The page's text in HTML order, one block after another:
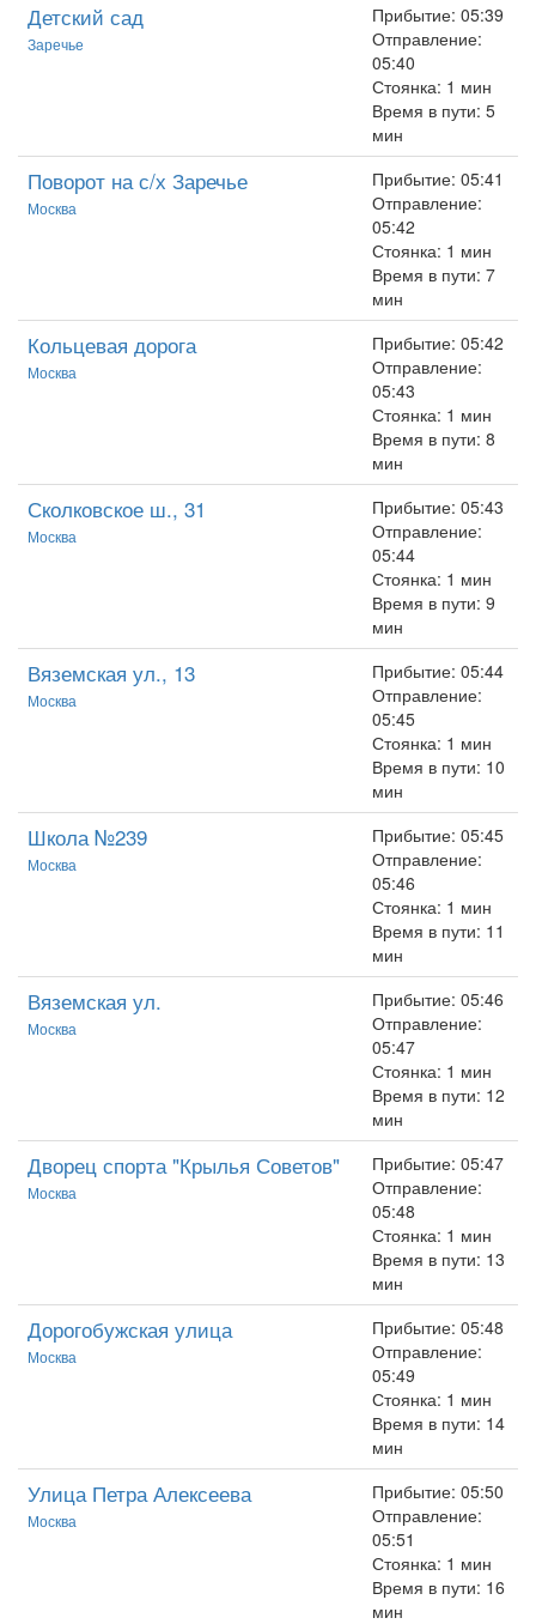
Детский сад
Заречье
Прибытие: 05:39
Отправление:
05:40
Стоянка: 1 мин
Время в пути: 5
мин
Поворот на с/х Заречье
Москва
Прибытие: 05:41
Отправление:
05:42
Стоянка: 1 мин
Время в пути: 7
мин
Кольцевая дорога
Москва
Прибытие: 05:42
Отправление:
05:43
Стоянка: 1 мин
Время в пути: 8
мин
Сколковское ш., 31
Москва
Прибытие: 05:43
Отправление:
05:44
Стоянка: 1 мин
Время в пути: 9
мин
Вяземская ул., 13
Москва
Прибытие: 05:44
Отправление:
05:45
Стоянка: 1 мин
Время в пути: 10
мин
Школа №239
Москва
Прибытие: 05:45
Отправление:
05:46
Стоянка: 1 мин
Время в пути: 11
мин
Вяземская ул.
Москва
Прибытие: 05:46
Отправление:
05:47
Стоянка: 1 мин
Время в пути: 12
мин
Дворец спорта "Крылья Советов"
Москва
Прибытие: 05:47
Отправление:
05:48
Стоянка: 1 мин
Время в пути: 13
мин
Дорогобужская улица
Москва
Прибытие: 05:48
Отправление:
05:49
Стоянка: 1 мин
Время в пути: 14
мин
Улица Петра Алексеева
Москва
Прибытие: 05:50
Отправление:
05:51
Стоянка: 1 мин
Время в пути: 16
мин